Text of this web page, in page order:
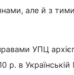
але й з
УПЦ
р. в